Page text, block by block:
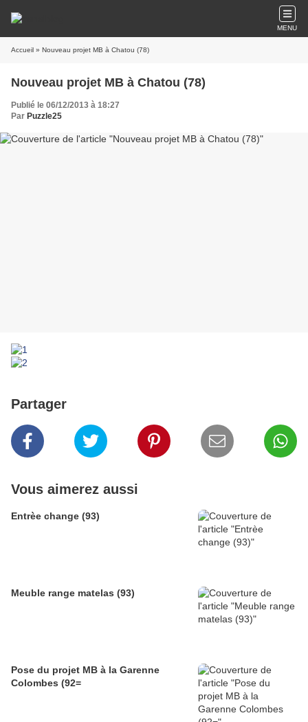
MENU
Accueil » Nouveau projet MB à Chatou (78)
Nouveau projet MB à Chatou (78)
Publié le 06/12/2013 à 18:27
Par Puzzle25
Partager
Vous aimerez aussi
Entrèe change (93)
Meuble range matelas (93)
Pose du projet MB à la Garenne
Colombes (92=